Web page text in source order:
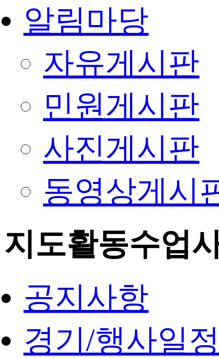
알림마당
자유게시판
민원게시판
사진게시판
동영상게시
지도활동수업
공지사항
경기/행사일